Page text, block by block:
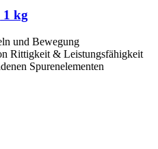
1 kg
und Bewegung
Rittigkeit & Leistungsfähigkeit
Spurenelementen